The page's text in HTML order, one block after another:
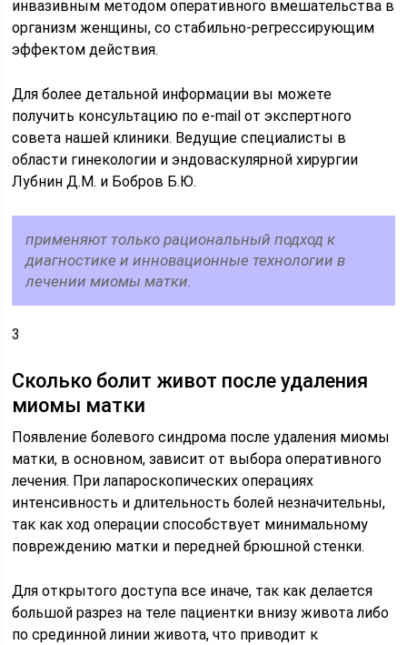
инвазивным методом оперативного вмешательства в
организм женщины, со стабильно-регрессирующим
эффектом действия.
Для более детальной информации вы можете
получить консультацию по e-mail от экспертного
совета нашей клиники. Ведущие специалисты в
области гинекологии и эндоваскулярной хирургии
Лубнин Д.М. и Бобров Б.Ю.
применяют только рациональный подход к
диагностике и инновационные технологии в
лечении миомы матки.
3
Сколько болит живот после удаления
миомы матки
Появление болевого синдрома после удаления миомы
матки, в основном, зависит от выбора оперативного
лечения. При лапароскопических операциях
интенсивность и длительность болей незначительны,
так как ход операции способствует минимальному
повреждению матки и передней брюшной стенки.
Для открытого доступа все иначе, так как делается
большой разрез на теле пациентки внизу живота либо
по срединной линии живота, что приводит к